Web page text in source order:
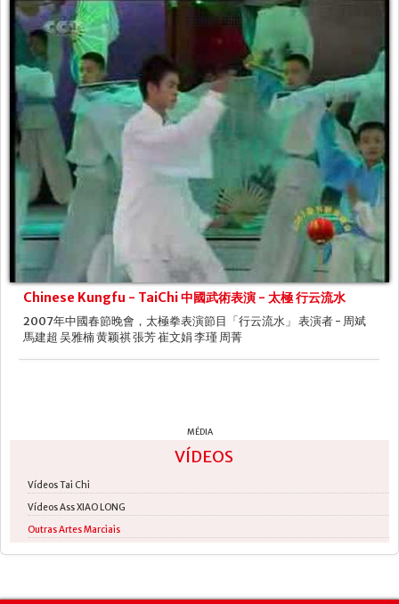
Chinese Kungfu - TaiChi 中國武術表演 - 太極 行云流水
2007年中國春節晚會，太極拳表演節目「行云流水」 表演者 - 周斌
馬建超 吴雅楠 黄颖祺 張芳 崔文娟 李瑾 周菁
MÉDIA
VÍDEOS
Vídeos Tai Chi
Vídeos Ass XIAO LONG
Outras Artes Marciais